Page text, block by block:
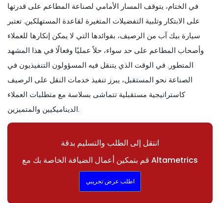
في الختام، يتوقف المسار الأمامي لصناعة المطاعم على قدرتها
على الابتكار وتلبية التفضيلات المتغيرة لقاعدة المستهلكين. تعتبر
سيارة بيك آب من الرصيف، بفوائدها التي لا يمكن إنكارها للعملاء
وأصحاب المطاعم على حد سواء، حلاً عمليًا وفعالًا في هذا المشهد
المتطور. في الوقت الذي يتنقل فيه المسؤولون التنفيذيون في
الصناعة نحو المستقبل، يبرز تنفيذ خدمات النقل على الرصيف
كاستراتيجية مستقبلية تتماشى بسلاسة مع متطلبات العملاء
الديناميكيين والمتميزين.
انتقل إلى الطلب والتسليم بدقة
قم بتمكين أعمال الضيافة الخاصة بك مع Altametrics
اطلب عرض تجريبي